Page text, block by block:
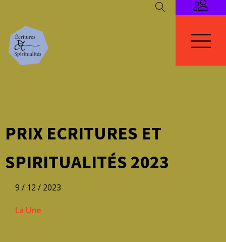
PRIX ECRITURES ET
SPIRITUALITÉS 2023
9 / 12 / 2023
La Une